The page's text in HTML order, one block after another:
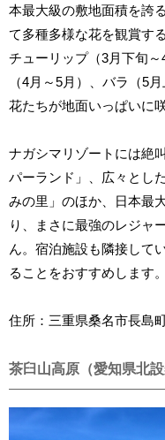
本最大級の敷地面積を誇
て多種多様な花を観賞す
チューリップ（3月下旬
（4月～5月）、バラ（5
花たちが地面いっぱいに
ナガシマリゾートには絶
パーランド」、広々とし
みの里」のほか、日本最
り、まさに最強のレジャ
ん。宿泊施設も隣接して
ることをおすすめします。
住所：三重県桑名市長島
茶臼山高原（愛知県北設